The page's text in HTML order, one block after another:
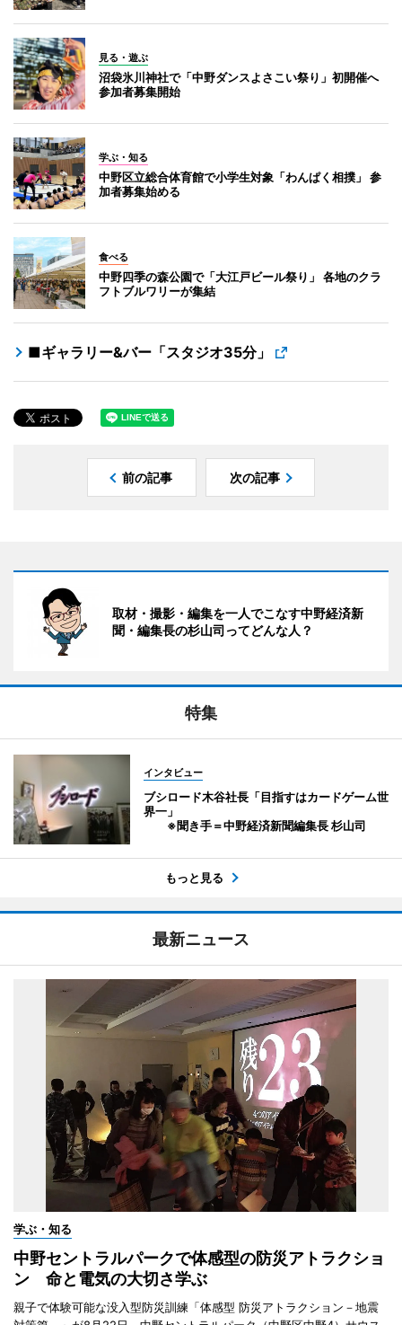
見る・遊ぶ
沼袋氷川神社で「中野ダンスよさこい祭り」初開催へ
参加者募集開始
学ぶ・知る
中野区立総合体育館で小学生対象「わんぱく相撲」 参
加者募集始める
食べる
中野四季の森公園で「大江戸ビール祭り」 各地のクラ
フトブルワリーが集結
■ギャラリー&バー「スタジオ35分」
前の記事 次の記事
取材・撮影・編集を一人でこなす中野経済新
聞・編集長の杉山司ってどんな人？
特集
インタビュー
ブシロード木谷社長「目指すはカードゲーム世
界一」
※聞き手＝中野経済新聞編集長 杉山司
もっと見る
最新ニュース
学ぶ・知る
中野セントラルパークで体感型の防災アトラクショ
ン 命と電気の大切さ学ぶ
親子で体験可能な没入型防災訓練「体感型 防災アトラクション－地震